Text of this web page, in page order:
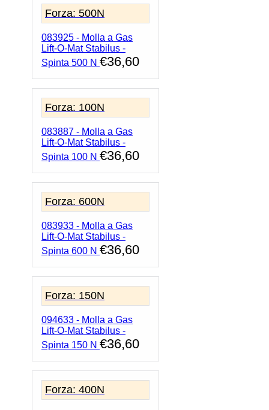
Forza: 500N
083925 - Molla a Gas
Lift-O-Mat Stabilus -
Spinta 500 N €36,60
Forza: 100N
083887 - Molla a Gas
Lift-O-Mat Stabilus -
Spinta 100 N €36,60
Forza: 600N
083933 - Molla a Gas
Lift-O-Mat Stabilus -
Spinta 600 N €36,60
Forza: 150N
094633 - Molla a Gas
Lift-O-Mat Stabilus -
Spinta 150 N €36,60
Forza: 400N